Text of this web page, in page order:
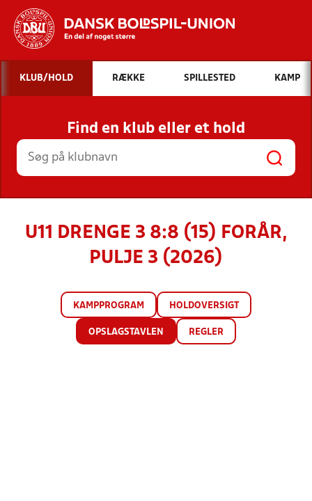
Hvad vil du søge efter?
INDHOLD OG NYHEDER
STILLINGER, RESULTATER, KLUBBER OG
HOLD
KLUB/HOLD RÆKKE SPILLESTED KAMP
Find en klub eller et hold
U11 DRENGE 3 8:8 (15) FORÅR,
PULJE 3 (2026)
KAMPPROGRAM HOLDOVERSIGT
OPSLAGSTAVLEN REGLER